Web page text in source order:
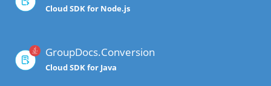
Cloud SDK for Node.js
GroupDocs.Conversion
Cloud SDK for Java